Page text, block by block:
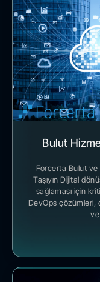
Bulut
Forcerta Bulut ve
Taşıyın Dijital
sağlaması için
DevOps çözümleri,